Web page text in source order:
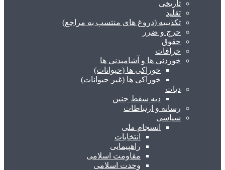
تاریخی
تقلید
تکذیبیه (دروغ های منتسب به مراجع)
حرج و ضرر
حقوق
خرافات
خوردنی ها و آشامیدنی ها
خوراکی ها (حیوانات)
خوراکی ها (غیر حیوانات)
دیات
دیه سقط جنین
رسانه و ارتباطات
سیاسی
انسجام ملی
انتخابات
راهپیمایی
مقاومت اسلامی
وحدت اسلامی